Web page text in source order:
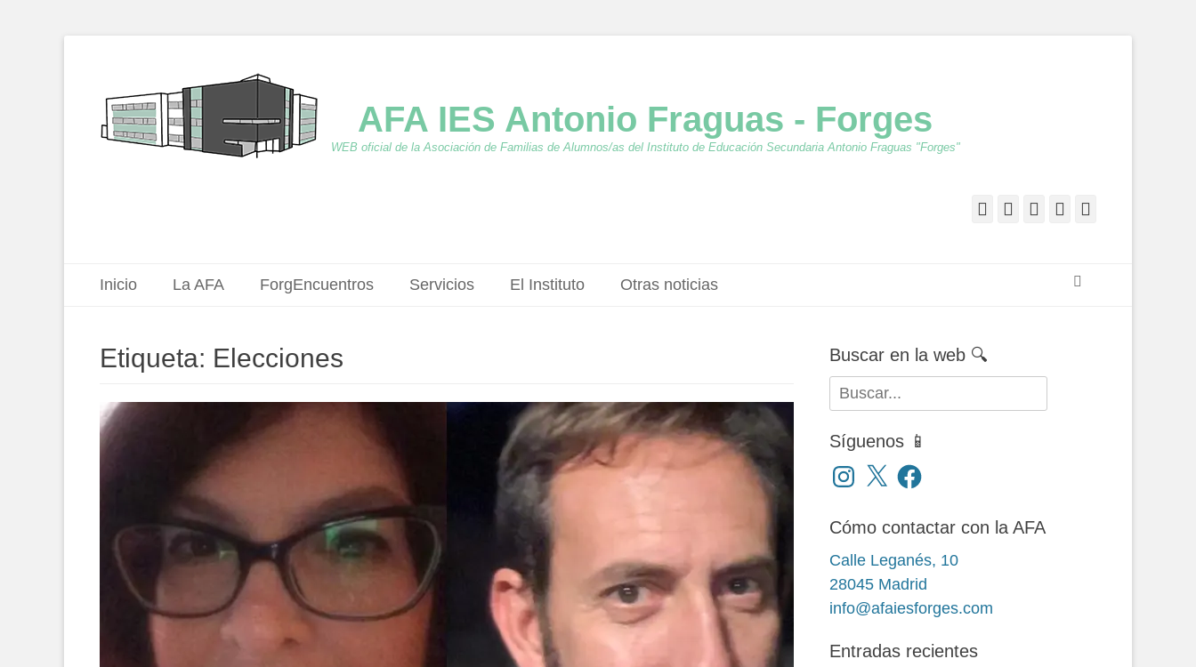
AFA IES Antonio Fraguas - Forges
WEB oficial de la Asociación de Familias de Alumnos/as del Instituto de Educación Secundaria Antonio Fraguas "Forges"
Facebook
Twitter
Feed YouTube
Menú principal
Saltar
Inicio La AFA ForgEncuentros Servicios El Instituto Otras noticias
Etiqueta: Elecciones Buscar en la web 🔍
Buscar:
Síguenos 📱
Instagram
X Facebook
Cómo contactar con la AFA
Calle Leganés, 10
28045 Madrid
info@afaiesforges.com
Entradas recientes